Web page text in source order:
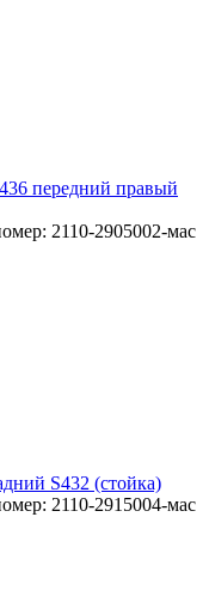
передний правый
2110-2905002-мас
S432 (стойка)
2110-2915004-мас